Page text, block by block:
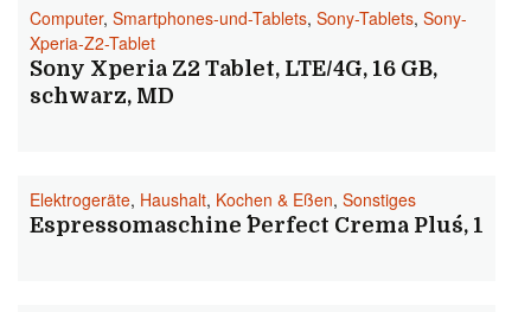
Computer, Smartphones-und-Tablets, Sony-Tablets, Sony-
Xperia-Z2-Tablet
Sony Xperia Z2 Tablet, LTE/4G, 16 GB,
schwarz, MD
Elektrogeräte, Haushalt, Kochen & Eßen, Sonstiges
Espressomaschine ´´Perfect Crema Plus´´, 1